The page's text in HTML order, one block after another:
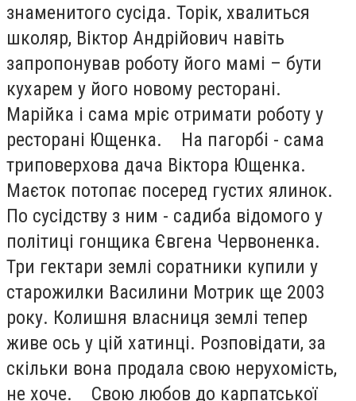
знаменитого сусіда. Торік, хвалиться
школяр, Віктор Андрійович навіть
запропонував роботу його мамі – бути
кухарем у його новому ресторані.
Марійка і сама мріє отримати роботу у
ресторані Ющенка. На пагорбі - сама
триповерхова дача Віктора Ющенка.
Маєток потопає посеред густих ялинок.
По сусідству з ним - садиба відомого у
політиці гонщика Євгена Червоненка.
Три гектари землі соратники купили у
старожилки Василини Мотрик ще 2003
року. Колишня власниця землі тепер
живе ось у цій хатинці. Розповідати, за
скільки вона продала свою нерухомість,
не хоче. Свою любов до карпатської